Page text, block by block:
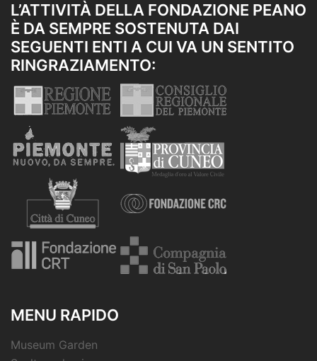
L’ATTIVITÀ DELLA FONDAZIONE PEANO
È DA SEMPRE SOSTENUTA DAI
SEGUENTI ENTI A CUI VA UN SENTITO
RINGRAZIAMENTO:
MENU RAPIDO
Museum Garden